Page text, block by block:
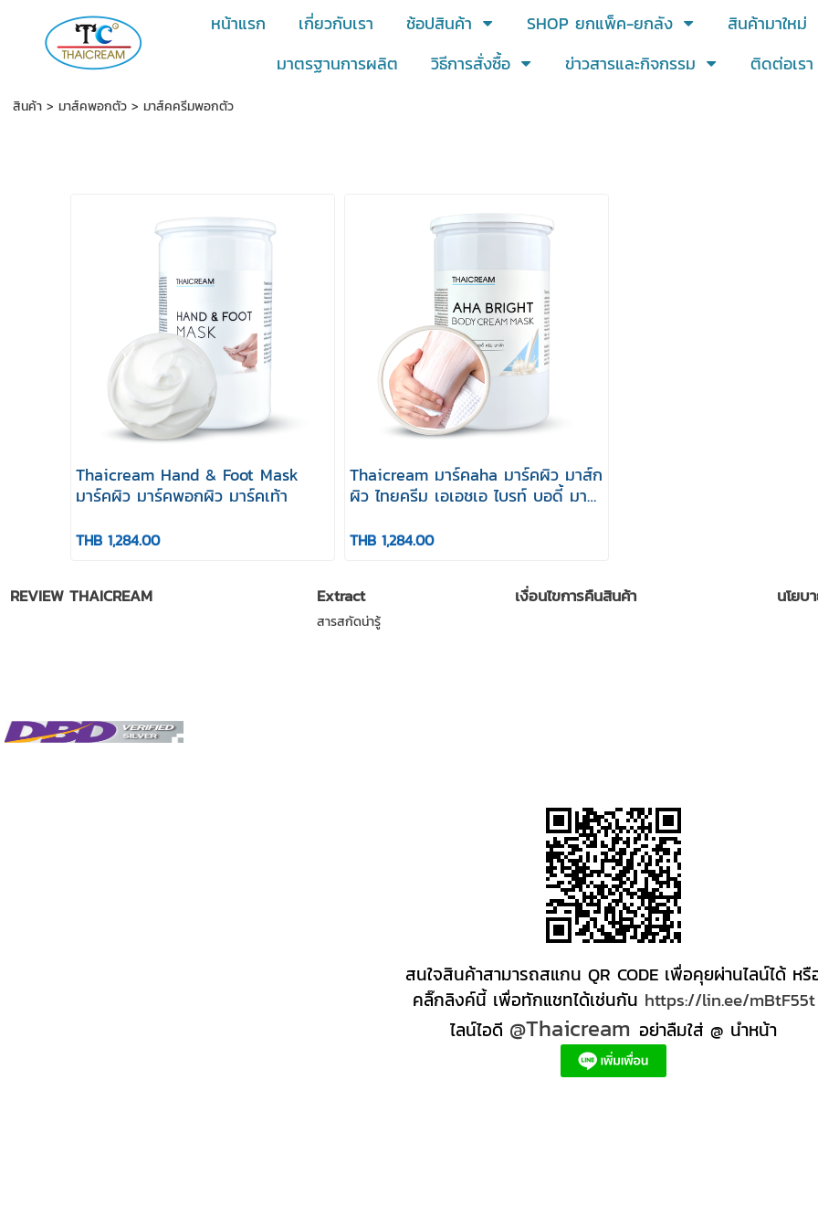
หน้าแรก เกี่ยวกับเรา ช้อปสินค้า SHOP ยกแพ็ค-ยกลัง สินค้ามาใหม่
มาตรฐานการผลิต
วิธีการสั่งซื้อ ข่าวสารและกิจกรรม ติดต่อเรา
สินค้า> มาส์คพอกตัว> มาส์คครีมพอกตัว
Thaicream Hand & Foot Mask
มาร์คผิว มาร์คพอกผิว มาร์คเท้า
THB 1,284.00
Thaicream มาร์คaha มาร์คผิว มาส์ก
ผิว ไทยครีม เอเอชเอ ไบรท์ บอดี้ มาส์
Cream มาร์คผิว ครีมสีขาว
THB 1,284.00
REVIEW THAICREAM Extract
สารสกัดน่ารู้
เงื่อนไขการคืนสินค้า นโยบ
สนใจสินค้าสามารถสแกน QR CODE เพื่อคุยผ่านไลน์ได้ หรื
คลิ๊กลิงค์นี้ เพื่อทักแชทได้เช่นกัน https://lin.ee/mBtF55t
ไลน์ไอดี @Thaicream อย่าลืมใส่ @ นำหน้า